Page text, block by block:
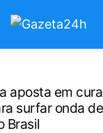
aposta em
surfar onda
Brasil